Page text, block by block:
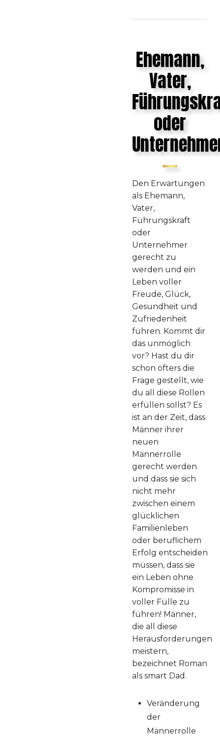
Ehemann,
Vater,
oder
Den Erwartungen
als Ehemann,
Vater,
Führungskraft
oder
Unternehmer
gerecht zu
werden und ein
Leben voller
Freude, Glück,
Gesundheit und
Zufriedenheit
führen. Kommt dir
das unmöglich
vor? Hast du dir
schon öfters die
Frage gestellt, wie
du all diese Rollen
erfüllen sollst? Es
ist an der Zeit, dass
Männer ihrer
neuen
Männerrolle
gerecht werden
und dass sie sich
nicht mehr
zwischen einem
glücklichen
Familienleben
oder beruflichem
Erfolg entscheiden
müssen, dass sie
ein Leben ohne
Kompromisse in
voller Fülle zu
führen! Männer,
die all diese
Herausforderungen
meistern,
bezeichnet Roman
als smart Dad.
Veränderung
der
Männerrolle